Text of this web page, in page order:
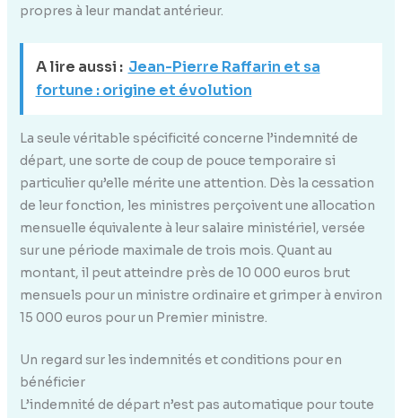
propres à leur mandat antérieur.
A lire aussi : Jean-Pierre Raffarin et sa
fortune : origine et évolution
La seule véritable spécificité concerne l’indemnité de
départ, une sorte de coup de pouce temporaire si
particulier qu’elle mérite une attention. Dès la cessation
de leur fonction, les ministres perçoivent une allocation
mensuelle équivalente à leur salaire ministériel, versée
sur une période maximale de trois mois. Quant au
montant, il peut atteindre près de 10 000 euros brut
mensuels pour un ministre ordinaire et grimper à environ
15 000 euros pour un Premier ministre.
Un regard sur les indemnités et conditions pour en
bénéficier
L’indemnité de départ n’est pas automatique pour toute